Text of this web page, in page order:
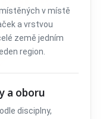
v místě
a vrstvou
země jedním
region.
a oboru
disciplny,